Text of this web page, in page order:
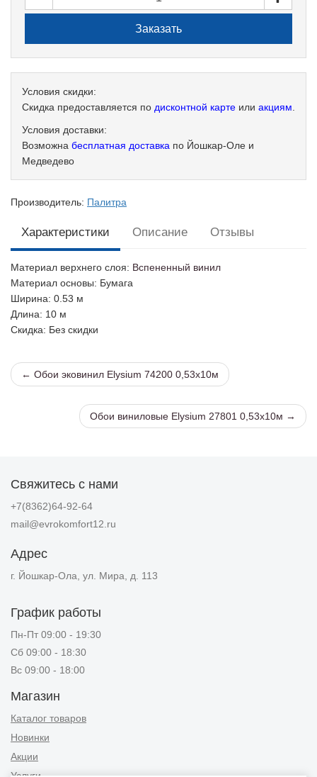
Условия скидки:
Скидка предоставляется по дисконтной карте или акциям
Условия доставки:
Возможна бесплатная доставка по Йошкар-Оле и
Медведево
Производитель: Палитра
Характеристики Описание Отзывы
Материал верхнего слоя: Вспененный винил
Материал основы: Бумага
Ширина: 0.53 м
Длина: 10 м
Скидка: Без скидки
← Обои эковинил Elysium 74200 0,53х10м
Обои виниловые Elysium 27801 0,53х10м →
Свяжитесь с нами
+7(8362)64-92-64
mail@evrokomfort12.ru
Адрес
г. Йошкар-Ола, ул. Мира, д. 113
График работы
Пн-Пт 09:00 - 19:30
Сб 09:00 - 18:30
Вс 09:00 - 18:00
Магазин
Каталог товаров
Новинки
Акции